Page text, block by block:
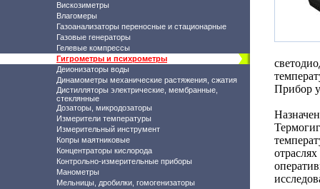
Вискозиметры
Влагомеры
Газоанализаторы переносные и стационарные
Газовые генераторы
Гелевые компрессы
Гигрометры и психрометры
Деионизаторы воды
Динамометры механические растяжения, сжатия
Дистилляторы электрические, мембранные,
стеклянные
Дозаторы, микродозаторы
Измерители температуры
Измерительный инструмент
Копры маятниковые
Концентраторы кислорода
Контрольно-измерительные приборы
Манометры
Мельницы, дробилки, гомогенизаторы
Прибор